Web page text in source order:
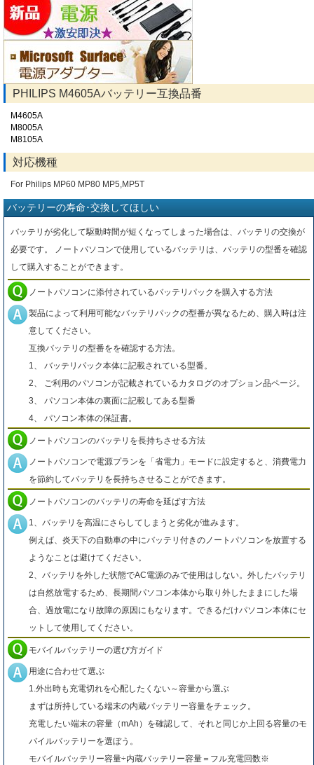
PHILIPS M4605Aバッテリー互換品番
M4605A
M8005A
M8105A
対応機種
For Philips MP60 MP80 MP5,MP5T
バッテリーの寿命･交換してほしい
バッテリが劣化して駆動時間が短くなってしまった場合は、バッテリの交換が
必要です。 ノートパソコンで使用しているバッテリは、バッテリの型番を確認
して購入することができます。
ノートパソコンに添付されているバッテリパックを購入する方法
製品によって利用可能なバッテリパックの型番が異なるため、購入時は注
意してください。
互換バッテリの型番をを確認する方法。
1、 バッテリパック本体に記載されている型番。
2、 ご利用のパソコンが記載されているカタログのオプション品ページ。
3、 パソコン本体の裏面に記載してある型番
4、 パソコン本体の保証書。
ノートパソコンのバッテリを長持ちさせる方法
ノートパソコンで電源プランを「省電力」モードに設定すると、消費電力
を節約してバッテリを長持ちさせることができます。
ノートパソコンのバッテリの寿命を延ばす方法
1、バッテリを高温にさらしてしまうと劣化が進みます。
例えば、炎天下の自動車の中にバッテリ付きのノートパソコンを放置する
ようなことは避けてください。
2、バッテリを外した状態でAC電源のみで使用はしない。外したバッテリ
は自然放電するため、長期間パソコン本体から取り外したままにした場
合、過放電になり故障の原因にもなります。できるだけパソコン本体にセ
ットして使用してください。
モバイルバッテリーの選び方ガイド
用途に合わせて選ぶ
1.外出時も充電切れを心配したくない～容量から選ぶ
まずは所持している端末の内蔵バッテリー容量をチェック。
充電したい端末の容量（mAh）を確認して、それと同じか上回る容量のモ
バイルバッテリーを選ぼう。
モバイルバッテリー容量÷内蔵バッテリー容量＝フル充電回数※